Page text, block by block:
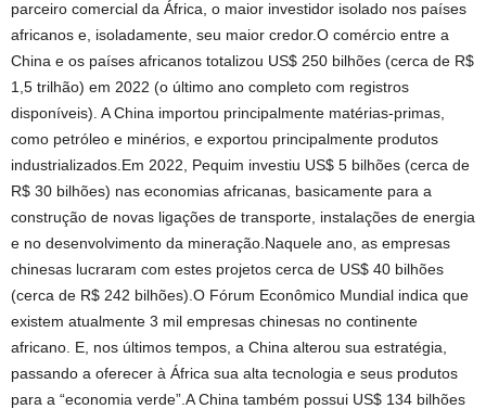
parceiro comercial da África, o maior investidor isolado nos países
africanos e, isoladamente, seu maior credor.O comércio entre a
China e os países africanos totalizou US$ 250 bilhões (cerca de R$
1,5 trilhão) em 2022 (o último ano completo com registros
disponíveis). A China importou principalmente matérias-primas,
como petróleo e minérios, e exportou principalmente produtos
industrializados.Em 2022, Pequim investiu US$ 5 bilhões (cerca de
R$ 30 bilhões) nas economias africanas, basicamente para a
construção de novas ligações de transporte, instalações de energia
e no desenvolvimento da mineração.Naquele ano, as empresas
chinesas lucraram com estes projetos cerca de US$ 40 bilhões
(cerca de R$ 242 bilhões).O Fórum Econômico Mundial indica que
existem atualmente 3 mil empresas chinesas no continente
africano. E, nos últimos tempos, a China alterou sua estratégia,
passando a oferecer à África sua alta tecnologia e seus produtos
para a “economia verde”.A China também possui US$ 134 bilhões